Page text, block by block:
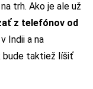
trh. Ako je ale už
z telefónov od
Indii a na
bude taktiež líšiť